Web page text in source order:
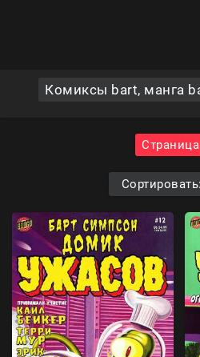
Комиксы bart, манга
Страница